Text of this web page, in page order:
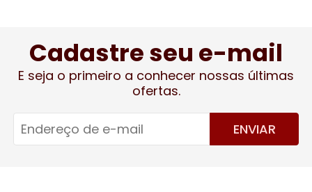
Cadastre seu e-mail
E seja o primeiro a conhecer nossas últimas
ofertas.
ENVIAR